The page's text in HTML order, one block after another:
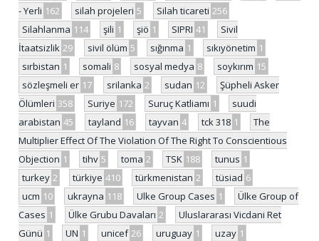
- Yerli 162 silah projeleri 5 Silah ticareti 256
Silahlanma 114 şili 1 şiö 1 SIPRI 41
Sivil
İtaatsizlik 29 sivil ölüm 5 sığınma 1 sıkıyönetim 1
sırbistan 1 somali 8 sosyal medya 8 soykırım 15
sözleşmeli er 17 srilanka 2 sudan 12
Şüpheli Asker
Ölümleri 358 Suriye 172 Suruç Katliamı 1
suudi
arabistan 45 tayland 16 tayvan 4 tck 318 1
The
Multiplier Effect Of The Violation Of The Right To Conscientious
Objection 1 tihv 5 toma 2 TSK 188 tunus 1
turkey 2 türkiye 410 türkmenistan 2 tüsiad 6
ucm 10 ukrayna 118 Ulke Group Cases 1
Ülke Group of
Cases 1 Ülke Grubu Davaları 2
Uluslararası Vicdani Ret
Günü 1 UN 1 unicef 26 uruguay 1 uzay 1